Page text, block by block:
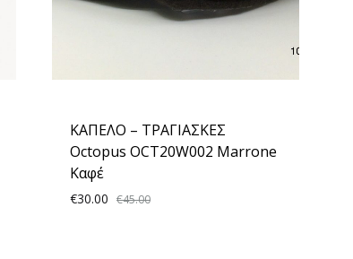
ΚΑΠΕΛΟ – ΤΡΑΓΙΑΣΚΕΣ
Octopus OCT20W002 Marrone
Καφέ
€30.00 €45.00